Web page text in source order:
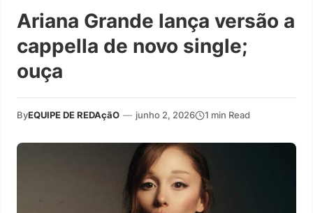
Ariana Grande lança versão a
cappella de novo single;
ouça
ByEQUIPE DE REDAçãO — junho 2, 2026 1 min Read